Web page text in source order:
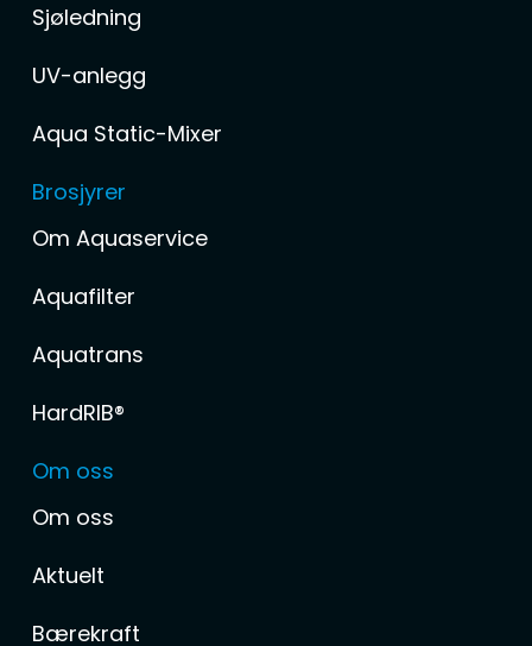
Sjøledning
UV-anlegg
Aqua Static-Mixer
Brosjyrer
Om Aquaservice
Aquafilter
Aquatrans
HardRIB®
Om oss
Om oss
Aktuelt
Bærekraft